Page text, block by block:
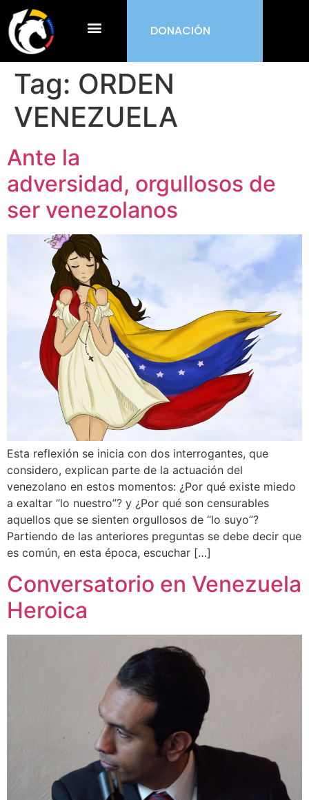
DONACIÓN
Tag: ORDEN
VENEZUELA
Ante la
adversidad, orgullosos de
ser venezolanos
Esta reflexión se inicia con dos interrogantes, que
considero, explican parte de la actuación del
venezolano en estos momentos: ¿Por qué existe miedo
a exaltar “lo nuestro”? y ¿Por qué son censurables
aquellos que se sienten orgullosos de “lo suyo”?
Partiendo de las anteriores preguntas se debe decir que
es común, en esta época, escuchar […]
Conversatorio en Venezuela
Heroica